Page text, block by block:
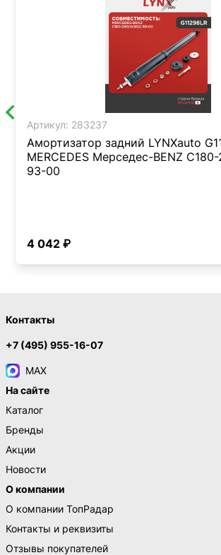
Артикул: 283237
Амортизатор задний LYNXauto
MERCEDES Мерседес-BENZ
93-00
4 042 ₽
Контакты
+7 (495) 955-16-07
MAX
На сайте
Каталог
Бренды
Акции
Новости
О компании
О компании ТопРадар
Контакты и реквизиты
Отзывы покупателей